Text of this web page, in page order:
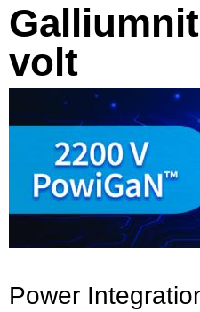
volt
Power